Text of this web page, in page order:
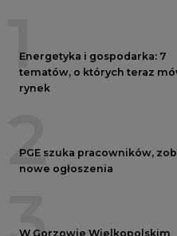
1
Energetyka i gospodarka: 7
tematów, o których teraz
rynek
2
PGE szuka pracowników,
nowe ogłoszenia
W Gorzowie Wielkopolskim